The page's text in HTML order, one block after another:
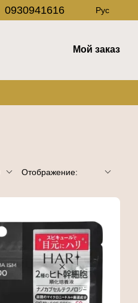
0930941616 Рус
Мой заказ
Отображение: